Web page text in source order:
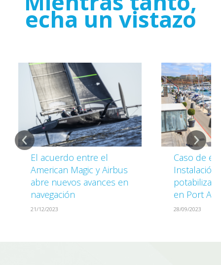
echa un vistazo
5 consejos para ser un
buen ‘skipper’
26/07/2024
Qué tener en
la hora de
velero
22/05/2024